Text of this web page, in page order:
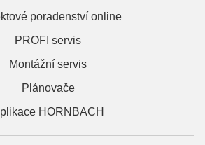
poradenství online
PROFI servis
Montážní servis
Plánovače
HORNBACH